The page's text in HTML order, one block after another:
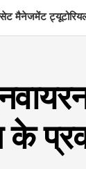
मैनेजमेंट
के